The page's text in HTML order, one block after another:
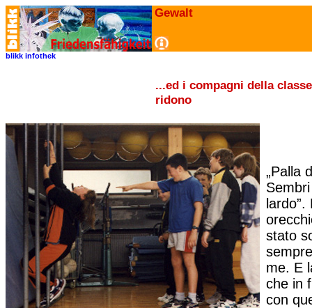
Gewalt
blikk infothek
...ed i compagni della
ridono
„Palla
stato
me. E
che in
con